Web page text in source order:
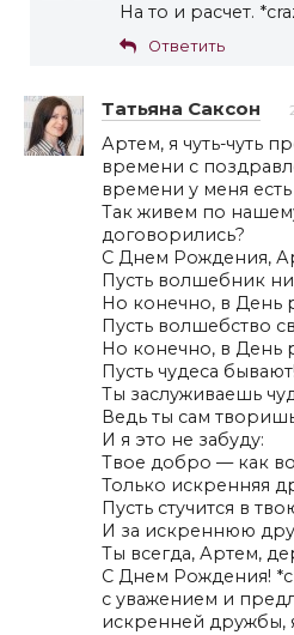
На то и расчет.
Ответить
Татьяна Саксон
Артем, я чуть-чуть
времени с
времени у меня
Так живем по
договорились?
С Днем Рождения,
Пусть волшебник
Но конечно, в День
Пусть волшебство
Но конечно, в День
Пусть чудеса бывают!
Ты заслуживаешь
Ведь ты сам
И я это не забуду:
Твое добро — как
Только искренняя
Пусть стучится в
И за искреннюю
Ты всегда, Артем,
С Днем Рождения!
с уважением и
искренней дружбы,